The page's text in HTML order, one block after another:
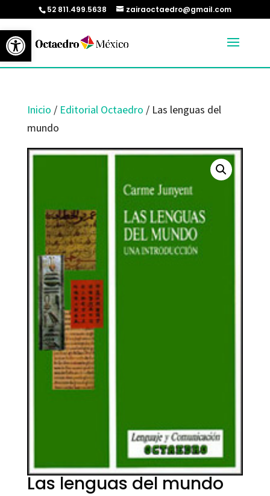
Abrir barra de herramientas
52 811.499.5638 zairaoctaedro@gmail.com
Inicio / Editorial Octaedro / Las lenguas del
mundo
Las lenguas del mundo